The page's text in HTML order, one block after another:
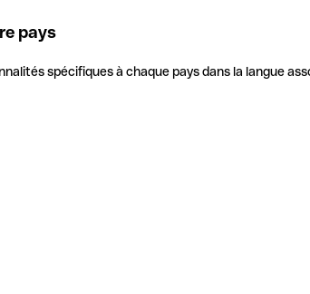
pays
spécifiques à chaque pays dans la langue